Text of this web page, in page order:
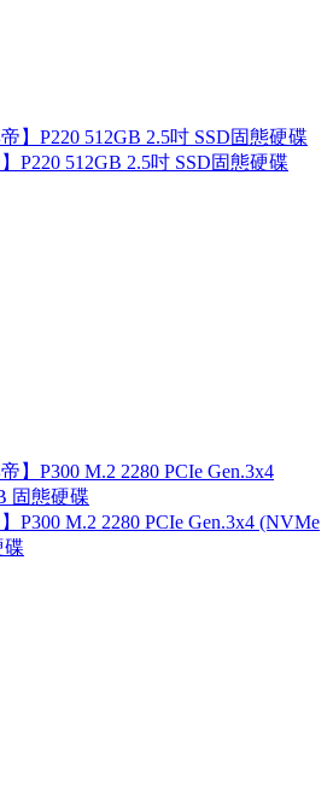
P220 512GB 2.5吋 SSD固態硬碟
P300 M.2 2280 PCIe Gen.3x4 (NVMe
碟